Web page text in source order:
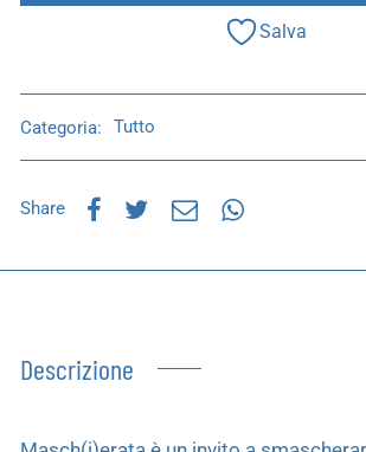
Salva
Categoria: Tutto
Share
Descrizione